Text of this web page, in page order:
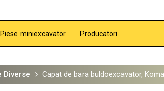
Piese miniexcavator Producatori
Diverse Capat de bara buldoexcavator,